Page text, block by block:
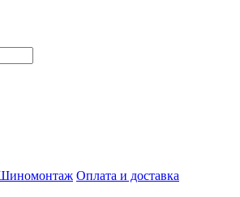
Оплата и доставка